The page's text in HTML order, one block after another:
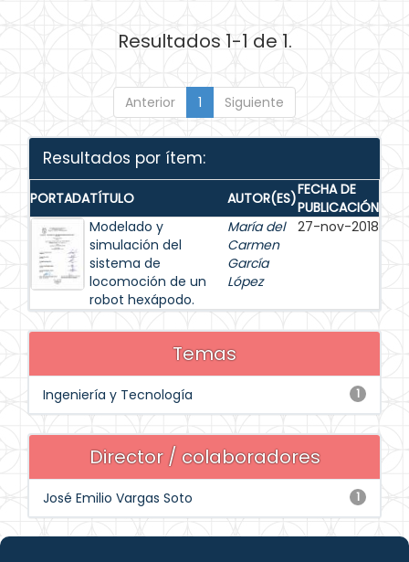
Resultados 1-1 de 1.
Anterior 1 Siguiente
Resultados por ítem:
PORTADATÍTULO AUTOR(ES)FECHA DE
PUBLICACIÓN
Modelado y
simulación del
sistema de
locomoción de un
robot hexápodo.
María del
Carmen
García
López
27-nov-2018
Temas
1
Ingeniería y Tecnología
Director / colaboradores
1
José Emilio Vargas Soto